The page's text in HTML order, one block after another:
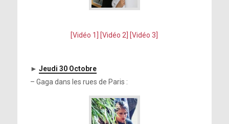
[Vidéo 1] [Vidéo 2] [Vidéo 3]
► Jeudi 30 Octobre
– Gaga dans les rues de Paris :